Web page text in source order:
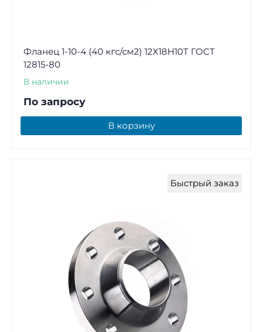
Фланец 1-10-4 (40 кгс/см2) 12Х18Н10Т ГОСТ
12815-80
В наличии
По запросу
В корзину
Быстрый заказ